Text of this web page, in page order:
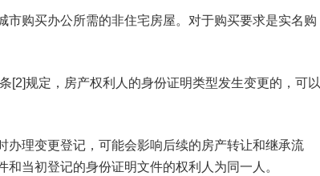
购买办公所需的非住宅房屋。对于购买要求是实名购
[2]规定，房产权利人的身份证明类型发生变更的，可以
办理变更登记，可能会影响后续的房产转让和继承流
当初登记的身份证明文件的权利人为同一人。